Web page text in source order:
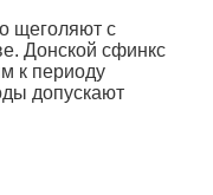
щеголяют с
Донской сфинкс
к периоду
допускают